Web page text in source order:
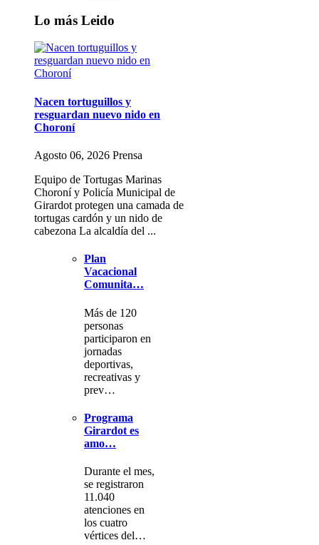
Lo más Leido
Nacen tortuguillos y
resguardan nuevo nido en
Choroní
Agosto 06, 2026 Prensa
Equipo de Tortugas Marinas
Choroní y Policía Municipal de
Girardot protegen una camada de
tortugas cardón y un nido de
cabezona La alcaldía del ...
Plan
Vacacional
Comunita…
Más de 120
personas
participaron en
jornadas
deportivas,
recreativas y
prev…
Programa
Girardot es
amo…
Durante el mes,
se registraron
11.040
atenciones en
los cuatro
vértices del…